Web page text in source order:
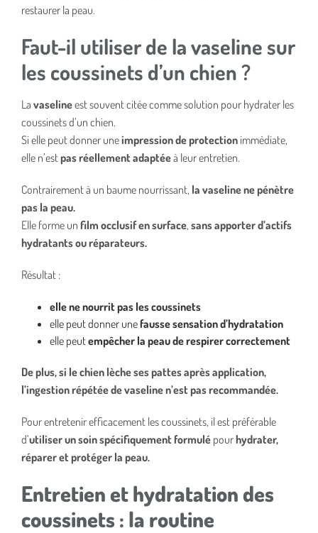
restaurer la peau.
Faut-il utiliser de la vaseline sur
les coussinets d’un chien ?
La vaselineest souvent citée comme solution pour hydrater les
coussinets d’un chien.
Si elle peut donner uneimpression de protection immédiate,
elle n’estpas réellement adaptéeà leur entretien.
Contrairement à un baume nourrissant, la vaseline ne pénètre
pas la peau.
Elle forme un film occlusif en surface, sans apporter d’actifs
hydratants ou réparateurs.
Résultat :
elle ne nourrit pas les coussinets
elle peut donner unefausse sensation d’hydratation
elle peutempêcher la peau de respirer correctement
De plus, si le chien lèche ses pattes après application,
l’ingestion répétée de vaseline n’est pas recommandée.
Pour entretenir efficacement les coussinets, il est préférable
d’utiliser un soin spécifiquement formulé pourhydrater,
réparer et protéger la peau.
Entretien et hydratation des
coussinets : la routine